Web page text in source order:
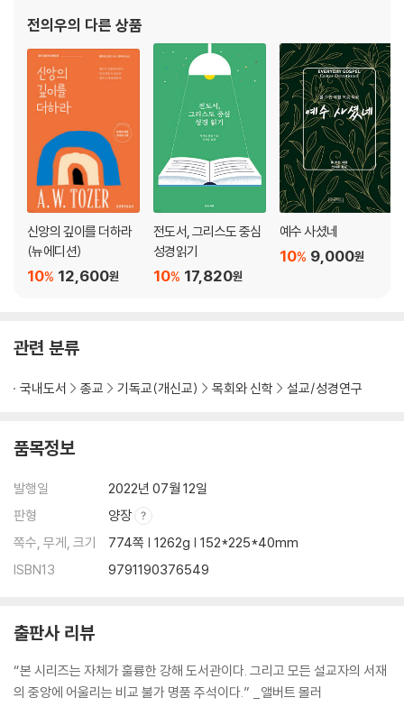
참고 문헌
헬라어 색인
히브리어 색인
성경 색인
주제 색인
번역가를 위한 온라인 카페를 운영 중이기도 하다. 번역한 책으로
전의우의 다른 상품
신앙의 깊이를 더하라
(뉴에디션)
12,600원
10%
전도서, 그리스도 중심
성경읽기
17,820원
10%
예수 사셨네
9,000원
10%
관련 분류
국내도서 종교 기독교(개신교) 목회와 신학 설교/성경연구
품목정보
발행일
2022년 07월 12일
판형
양장
쪽수, 무게, 크기
774쪽 | 1262g | 152*225*40mm
ISBN13
9791190376549
출판사 리뷰
“본 시리즈는 자체가 훌륭한 강해 도서관이다. 그리고 모든 설교자의 서재
의 중앙에 어울리는 비교 불가 명품 주석이다.” _앨버트 몰러